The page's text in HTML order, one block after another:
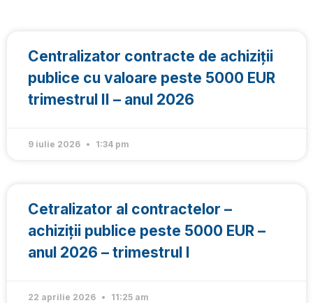
Centralizator contracte de achiziții
publice cu valoare peste 5000 EUR
trimestrul II – anul 2026
9 iulie 2026 1:34 pm
Cetralizator al contractelor –
achiziții publice peste 5000 EUR –
anul 2026 – trimestrul I
22 aprilie 2026 11:25 am